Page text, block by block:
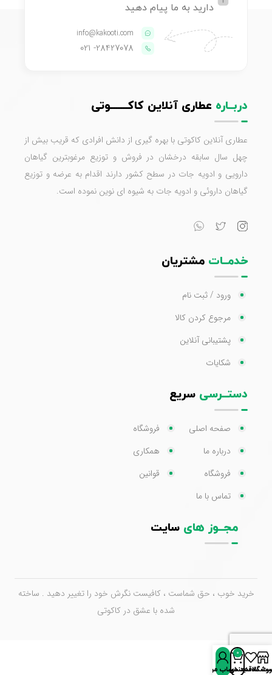
دارید به ما پیام دهید
info@kakooti.com
28427078
- 021
دربــاره عطاری آنلاین کاکـــــــوتی
عطاری آنلاین کاکوتی با بهره گیری از دانش افرادی که قریب بیش از
چهل سال سابقه درخشان در فروش و توزیع مرغوبترین گیاهان
دارویی و ادویه جات در سطح کشور دارند اقدام به عرضه و توزیع
گیاهان داروئی و ادویه جات به شیوه ای نوین نموده است.
خدمــات مشتریان
ورود / ثبت نام
مرجوع کردن کالا
پشتیبانی آنلاین
شکایات
دستــرسی سریع
صفحه اصلی
درباره ما
فروشگاه
تماس با ما
فروشگاه
همکاری
قوانین
مجــوز های سایت
خرید خوب ، حق شماست ، کافیست نگرش خود را تغییر دهید . ساخته
شده با عشق در کاکوتی
علاقه‌مندی‌ها
0
سبد خرید
حساب من